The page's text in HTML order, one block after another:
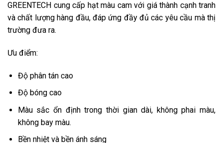
GREENTECH cung cấp hạt màu cam với giá thành cạnh tranh
và chất lượng hàng đầu, đáp ứng đầy đủ các yêu cầu mà thị
trường đưa ra.
Ưu điểm:
Độ phân tán cao
Độ bóng cao
Màu sắc ổn định trong thời gian dài, không phai màu,
không bay màu.
Bền nhiệt và bền ánh sáng